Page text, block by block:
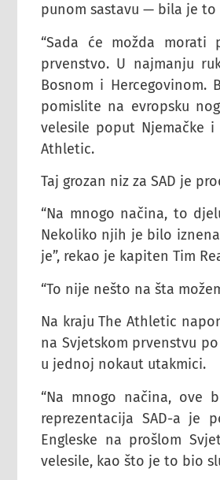
punom sastavu — bila je to
“Sada će možda
prvenstvo. U najmanju
Bosnom i
pomislite na evropsku
velesile poput Njemačke
Athletic.
Taj grozan niz za SAD je
“Na mnogo načina, to
Nekoliko njih je bilo
je”, rekao je kapiten Tim
“To nije nešto na šta
Na kraju The Athletic
na Svjetskom prvenstvu
u jednoj nokaut utakmici.
“Na mnogo načina, ove
reprezentacija SAD-a je
Engleske na prošlom
velesile, kao što je to bio